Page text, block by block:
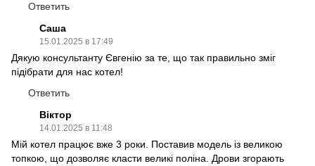
Ответить
Саша
15.01.2025 в 17:49
Дякую консультанту Євгенію за те, що так правильно зміг
підібрати для нас котел!
Ответить
Віктор
14.01.2025 в 11:48
Мій котел працює вже 3 роки. Поставив модель із великою
топкою, що дозволяє класти великі поліна. Дрови згорають